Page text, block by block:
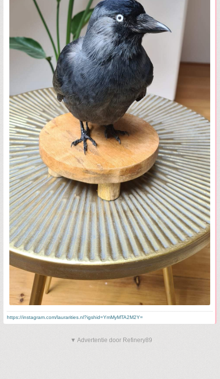
https://instagram.com/laurarities.nl?igshid=YmMyMTA2M2Y=
▼ Advertentie door Refinery89